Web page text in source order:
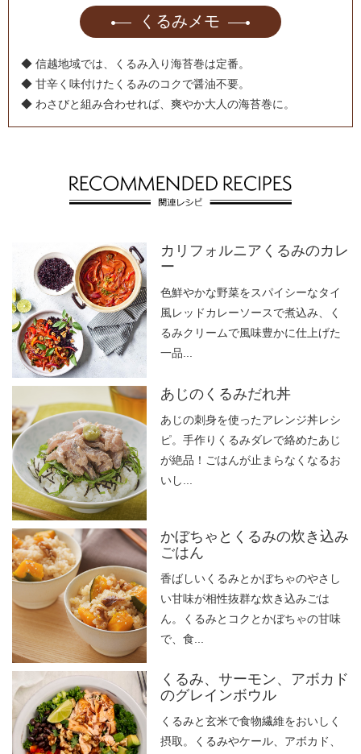
くるみメモ
◆ 信越地域では、くるみ入り海苔巻は定番。
◆ 甘辛く味付けたくるみのコクで醤油不要。
◆ わさびと組み合わせれば、爽やか大人の海苔巻に。
カリフォルニアくるみのカレ
ー
色鮮やかな野菜をスパイシーなタイ
風レッドカレーソースで煮込み、く
るみクリームで風味豊かに仕上げた
一品...
あじのくるみだれ丼
あじの刺身を使ったアレンジ丼レシ
ピ。手作りくるみダレで絡めたあじ
が絶品！ごはんが止まらなくなるお
いし...
かぼちゃとくるみの炊き込み
ごはん
香ばしいくるみとかぼちゃのやさし
い甘味が相性抜群な炊き込みごは
ん。くるみとコクとかぼちゃの甘味
で、食...
くるみ、サーモン、アボカド
のグレインボウル
くるみと玄米で食物繊維をおいしく
摂取。くるみやケール、アボカド、